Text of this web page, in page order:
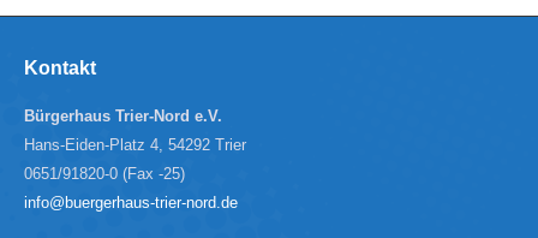
Kontakt
Bürgerhaus Trier-Nord e.V.
Hans-Eiden-Platz 4, 54292 Trier
0651/91820-0 (Fax -25)
info@buergerhaus-trier-nord.de